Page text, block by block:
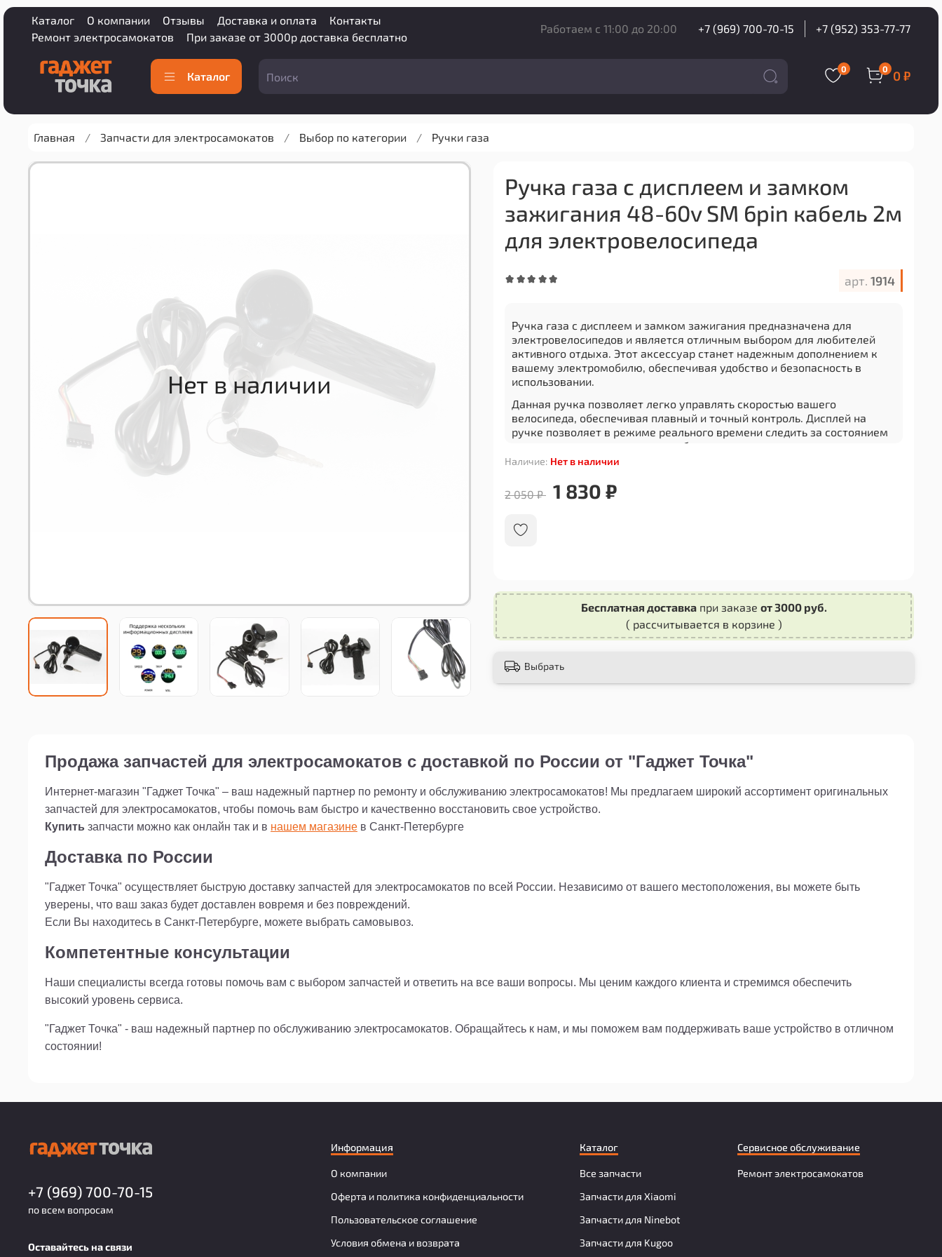
Каталог О компании Отзывы Доставка и оплата
Контакты
Ремонт электросамокатов
При заказе от 3000р доставка бесплатно
Работаем с 11:00 до 20:00 +7 (969) 700-70-15 +7 (952) 353-77-77
Каталог
0 0 0 ₽
Главная Запчасти для электросамокатов Выбор по категории Ручки газа
арт. 1914
Наличие: Нет в наличии
Ручка газа с дисплеем и замком
зажигания 48-60v SM 6pin кабель 2м
для электровелосипеда
2 050 ₽ 1 830 ₽
Ручка газа с дисплеем и замком зажигания предназначена для
электровелосипедов и является отличным выбором для любителей
активного отдыха. Этот аксессуар станет надежным дополнением к
вашему электромобилю, обеспечивая удобство и безопасность в
использовании.
Данная ручка позволяет легко управлять скоростью вашего
велосипеда, обеспечивая плавный и точный контроль. Дисплей на
ручке позволяет в режиме реального времени следить за состоянием
вашего электровелосипеда, отображая важные данные, такие как
текущая скорость и заряд батареи.
Одной из ключевых особенностей этой ручки является наличие замка
зажигания, что гарантирует защиту вашего транспортного средства от
уверены в безопасности вашего велосипеда, даже если оставите его
ненадолго без присмотра.
ее комфортной в использовании. Это идеальный выбор для тех, кто
хочет улучшить функциональность своего электровелосипеда и
сделать поездки более приятными.
Вложите в свою активность и обеспечьте себе максимальный комфорт
вашего электровелосипеда и поможет в дальнейших поездках по
городским улицам или на природе.
Бесплатная доставкапри заказе от 3000 руб.
( рассчитывается в корзине )
Выбрать
Продажа запчастей для электросамокатов с доставкой по России от "Гаджет Точка"
Интернет-магазин "Гаджет Точка" – ваш надежный партнер по ремонту и обслуживанию электросамокатов! Мы предлагаем широкий ассортимент оригинальных
запчастей для электросамокатов, чтобы помочь вам быстро и качественно восстановить свое устройство.
Купить запчасти можно как онлайн так и в нашем магазине в Санкт-Петербурге
Доставка по России
"Гаджет Точка" осуществляет быструю доставку запчастей для электросамокатов по всей России. Независимо от вашего местоположения, вы можете быть
уверены, что ваш заказ будет доставлен вовремя и без повреждений.
Если Вы находитесь в Санкт-Петербурге, можете выбрать самовывоз.
Компетентные консультации
Наши специалисты всегда готовы помочь вам с выбором запчастей и ответить на все ваши вопросы. Мы ценим каждого клиента и стремимся обеспечить
высокий уровень сервиса.
"Гаджет Точка" - ваш надежный партнер по обслуживанию электросамокатов. Обращайтесь к нам, и мы поможем вам поддерживать ваше устройство в отличном
состоянии!
Информация
О компании
Оферта и политика конфиденциальности
Пользовательское соглашение
Условия обмена и возврата
Каталог
Все запчасти
Запчасти для Xiaomi
Запчасти для Ninebot
Запчасти для Kugoo
Сервисное обслуживание
Ремонт электросамокатов
+7 (969) 700-70-15
по всем вопросам
Оставайтесь на связи